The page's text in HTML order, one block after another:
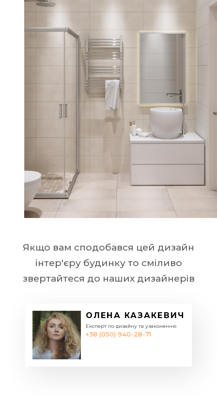
Якщо вам сподобався цей дизайн
інтер'єру будинку то сміливо
звертайтеся до наших дизайнерів
ОЛЕНА КАЗАКЕВИЧ
Експерт по дизайну та узаконенню
+38 (050) 940-28-71